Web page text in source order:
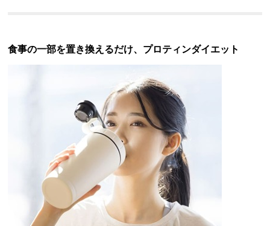
食事の一部を置き換えるだけ、プロティンダイエット